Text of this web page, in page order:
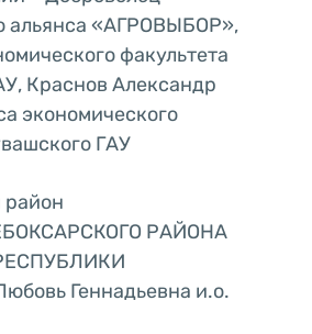
альянса «АГРОВЫБОР»,
факультета
Краснов Александр
экономического
ГАУ
район
РАЙОНА
Геннадьевна и.о.